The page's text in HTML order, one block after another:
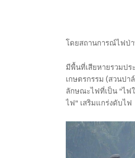
โดยสถานการณ์ไฟป่า
มีพื้นที่เสียหายรวมปร
เกษตรกรรม (สวนปา
ลักษณะไฟที่เป็น "ไฟ
ไฟ" เสริมแกร่งดับไฟ